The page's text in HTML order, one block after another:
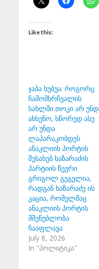
Like this:
ჯაბა ხუბუა: როგორც
ჩამომხრჩვალის
სახლში თოკი არ
ახსენო, სწორედ ასე
არ უნდა
ლაპარაკობდეს
ანაკლიის პორტის
შესახებ ხაზარაძის
პარტიის წევრი
გრიგოლ გეგელია,
რადგან ხაზარაძე ის
კაცია, რომელმაც
ანაკლიის პორტის
მშენებლობა
ჩააფლავა
July 8, 2026
In "პოლიტიკა"